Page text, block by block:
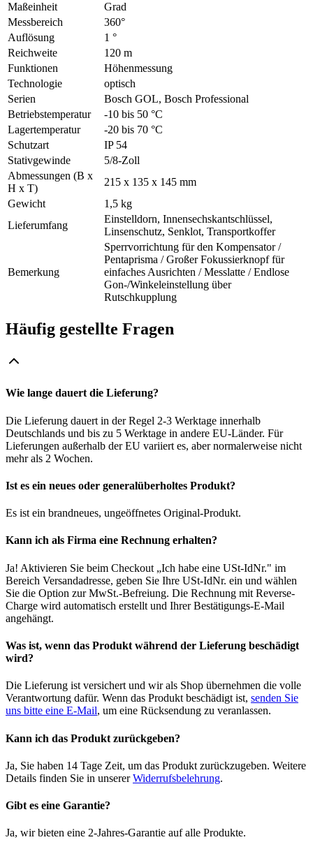
Maßeinheit
Grad
Messbereich
360°
Auflösung
1 °
Reichweite
120 m
Funktionen
Höhenmessung
Technologie
optisch
Serien
Bosch GOL, Bosch Professional
Betriebstemperatur
-10 bis 50 °C
Lagertemperatur
-20 bis 70 °C
Schutzart
IP 54
Stativgewinde
5/8-Zoll
Abmessungen (B x
H x T)
215 x 135 x 145 mm
Gewicht
1,5 kg
Lieferumfang
Einstelldorn, Innensechskantschlüssel,
Linsenschutz, Senklot, Transportkoffer
Bemerkung
Sperrvorrichtung für den Kompensator /
Pentaprisma / Großer Fokussierknopf für
einfaches Ausrichten / Messlatte / Endlose
Gon-/Winkeleinstellung über
Rutschkupplung
Häufig gestellte Fragen
Wie lange dauert die Lieferung?
Die Lieferung dauert in der Regel 2-3 Werktage innerhalb
Deutschlands und bis zu 5 Werktage in andere EU-Länder. Für
Lieferungen außerhalb der EU variiert es, aber normalerweise nicht
mehr als 2 Wochen.
Ist es ein neues oder generalüberholtes Produkt?
Es ist ein brandneues, ungeöffnetes Original-Produkt.
Kann ich als Firma eine Rechnung erhalten?
Ja! Aktivieren Sie beim Checkout „Ich habe eine USt-IdNr." im
Bereich Versandadresse, geben Sie Ihre USt-IdNr. ein und wählen
Sie die Option zur MwSt.-Befreiung. Die Rechnung mit Reverse-
Charge wird automatisch erstellt und Ihrer Bestätigungs-E-Mail
angehängt.
Was ist, wenn das Produkt während der Lieferung beschädigt
wird?
Die Lieferung ist versichert und wir als Shop übernehmen die volle
Verantwortung dafür. Wenn das Produkt beschädigt ist, senden Sie
uns bitte eine E-Mail, um eine Rücksendung zu veranlassen.
Kann ich das Produkt zurückgeben?
Ja, Sie haben 14 Tage Zeit, um das Produkt zurückzugeben. Weitere
Details finden Sie in unsererWiderrufsbelehrung.
Gibt es eine Garantie?
Ja, wir bieten eine 2-Jahres-Garantie auf alle Produkte.